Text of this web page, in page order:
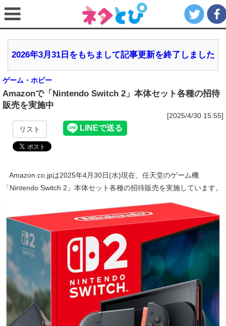
2026年3月31日をもちまして記事更新を終了しました
ゲーム・ホビー
Amazonで「Nintendo Switch 2」本体セット各種の招待
販売を実施中
[2025/4/30 15:55]
リスト
Amazon.co.jpは2025年4月30日(水)現在、任天堂のゲーム機
「Nintendo Switch 2」本体セット各種の招待販売を実施しています。